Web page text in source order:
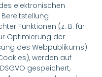
elektronischen
Funktionen (z. B. für
Optimierung der
des Webpublikums)
werden auf
gespeichert,